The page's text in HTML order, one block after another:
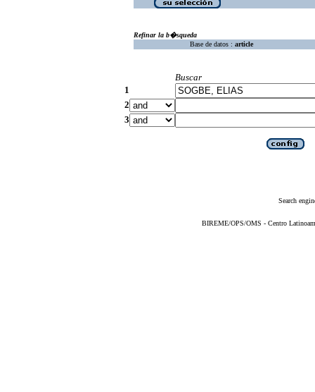
Refinar la b�squeda
Base de datos : article
Buscar
1
2
3
Search
BIREME/OPS/OMS - Centro